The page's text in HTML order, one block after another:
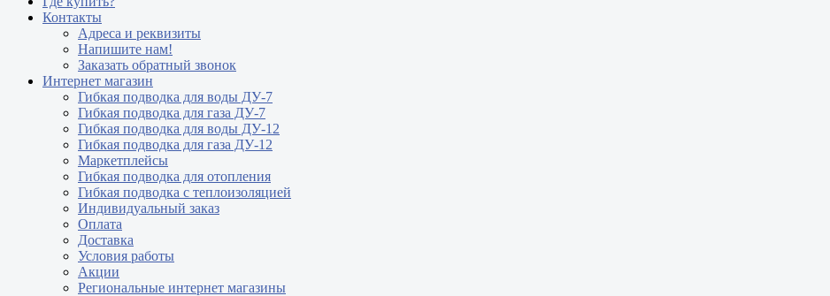
Контакты
Адреса и реквизиты
Напишите нам!
Заказать обратный звонок
Интернет магазин
Гибкая подводка для воды ДУ-7
Гибкая подводка для газа ДУ-7
Гибкая подводка для воды ДУ-12
Гибкая подводка для газа ДУ-12
Маркетплейсы
Гибкая подводка для отопления
Гибкая подводка с теплоизоляцией
Индивидуальный заказ
Оплата
Доставка
Условия работы
Акции
Региональные интернет магазины